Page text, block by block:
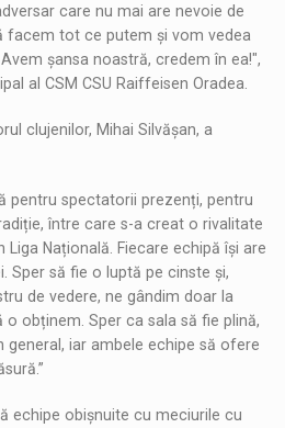
care nu mai are nevoie de
facem tot ce putem și vom vedea
șansa noastră, credem în ea!",
al CSM CSU Raiffeisen Oradea.
clujenilor, Mihai Silvășan, a
pentru spectatorii prezenți, pentru
între care s-a creat o rivalitate
Națională. Fiecare echipă își are
Sper să fie o luptă pe cinste și,
de vedere, ne gândim doar la
obținem. Sper ca sala să fie plină,
general, iar ambele echipe să ofere
echipe obișnuite cu meciurile cu